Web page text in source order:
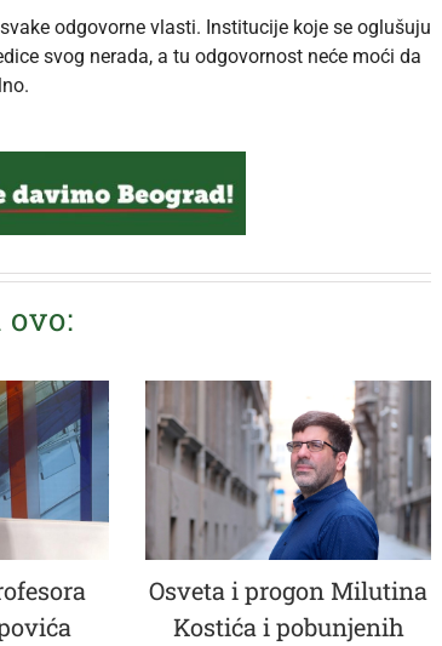
odgovorne vlasti. Institucije koje se oglušuju
svog nerada, a tu odgovornost neće moći da
Osveta i progon Milutina
Kostića i pobunjenih